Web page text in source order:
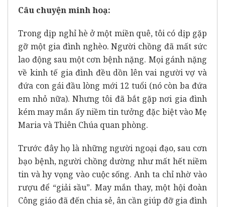
Câu chuyện minh hoạ:
Trong dịp nghỉ hè ở một miền quê, tôi có dịp gặp
gỡ một gia đình nghèo. Người chồng đã mất sức
lao động sau một cơn bệnh nặng. Mọi gánh nặng
về kinh tế gia đình đều dồn lên vai người vợ và
đứa con gái đầu lòng mới 12 tuổi (nó còn ba đứa
em nhỏ nữa). Nhưng tôi đã bắt gặp nơi gia đình
kém may mắn ấy niềm tin tưởng đặc biệt vào Mẹ
Maria và Thiên Chúa quan phòng.
Trước đây họ là những người ngoại đạo, sau cơn
bạo bệnh, người chồng dường như mất hết niềm
tin và hy vọng vào cuộc sống. Anh ta chỉ nhờ vào
rượu để “giải sầu”. May mắn thay, một hội đoàn
Công giáo đã đến chia sẻ, ân cần giúp đỡ gia đình